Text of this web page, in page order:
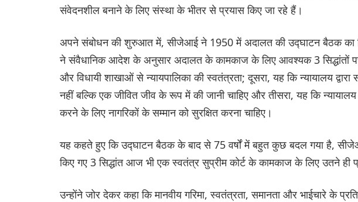
संवेदनशील बनाने के लिए संस्था के भीतर से प्रयास किए जा रहे हैं।
अपने संबोधन की शुरुआत में, सीजेआई ने 1950 में अदालत की उद्घाटन बैठक का
ने संवैधानिक आदेश के अनुसार अदालत के कामकाज के लिए आवश्यक 3 सिद्धांतों पर
और विधायी शाखाओं से न्यायपालिका की स्वतंत्रता; दूसरा, यह कि न्यायालय
नहीं बल्कि एक जीवित जीव के रूप में की जानी चाहिए और तीसरा, यह कि
करने के लिए नागरिकों के सम्मान को सुरक्षित करना चाहिए।
यह कहते हुए कि उद्घाटन बैठक के बाद से 75 वर्षों में बहुत कुछ बदल गया है, सीजेआई
किए गए 3 सिद्धांत आज भी एक स्वतंत्र सुप्रीम कोर्ट के कामकाज के लिए उतने ही
उन्होंने जोर देकर कहा कि मानवीय गरिमा, स्वतंत्रता, समानता और भाईचारे के